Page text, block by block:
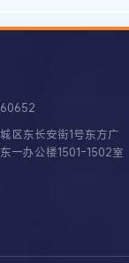
区东长安街1号东方广
一办公楼1501-1502室